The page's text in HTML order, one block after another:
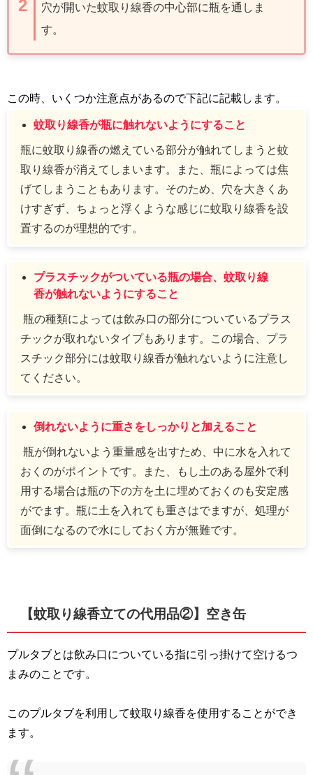
穴が開いた蚊取り線香の中心部に瓶を通しま
す。
この時、いくつか注意点があるので下記に記載します。
蚊取り線香が瓶に触れないようにすること
瓶に蚊取り線香の燃えている部分が触れてしまうと蚊
取り線香が消えてしまいます。また、瓶によっては焦
げてしまうこともあります。そのため、穴を大きくあ
けすぎず、ちょっと浮くような感じに蚊取り線香を設
置するのが理想的です。
プラスチックがついている瓶の場合、蚊取り線
香が触れないようにすること
瓶の種類によっては飲み口の部分についているプラス
チックが取れないタイプもあります。この場合、プラ
スチック部分には蚊取り線香が触れないように注意し
てください。
倒れないように重さをしっかりと加えること
瓶が倒れないよう重量感を出すため、中に水を入れて
おくのがポイントです。また、もし土のある屋外で利
用する場合は瓶の下の方を土に埋めておくのも安定感
がでます。瓶に土を入れても重さはでますが、処理が
面倒になるので水にしておく方が無難です。
【蚊取り線香立ての代用品②】空き缶
プルタブとは飲み口についている指に引っ掛けて空けるつ
まみのことです。
このプルタブを利用して蚊取り線香を使用することができ
ます。